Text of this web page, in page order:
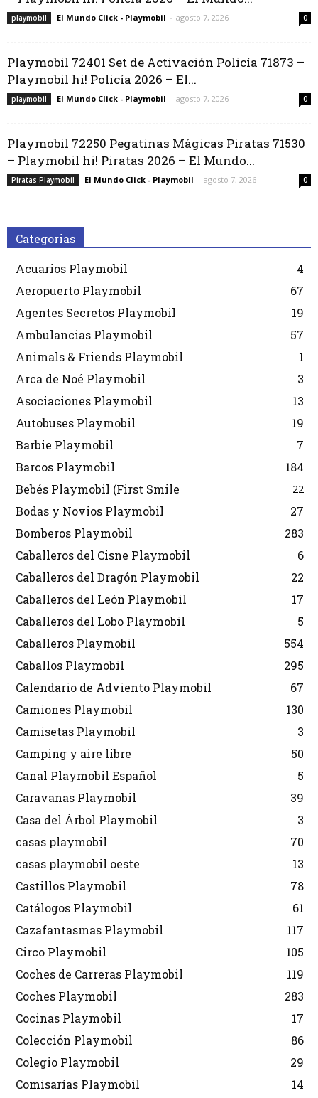
playmobil El Mundo Click - Playmobil - agosto 7, 2026 0
Playmobil 72401 Set de Activación Policía 71873 –
Playmobil hi! Policía 2026 – El...
playmobil El Mundo Click - Playmobil - agosto 7, 2026 0
Playmobil 72250 Pegatinas Mágicas Piratas 71530
– Playmobil hi! Piratas 2026 – El Mundo...
Piratas Playmobil El Mundo Click - Playmobil - agosto 7, 2026 0
Categorias
Acuarios Playmobil
4
Aeropuerto Playmobil
67
Agentes Secretos Playmobil
19
Ambulancias Playmobil
57
Animals & Friends Playmobil
1
Arca de Noé Playmobil
3
Asociaciones Playmobil
13
Autobuses Playmobil
19
Barbie Playmobil
7
Barcos Playmobil
184
Bebés Playmobil (First Smile
22
Bodas y Novios Playmobil
27
Bomberos Playmobil
283
Caballeros del Cisne Playmobil
6
Caballeros del Dragón Playmobil
22
Caballeros del León Playmobil
17
Caballeros del Lobo Playmobil
5
Caballeros Playmobil
554
Caballos Playmobil
295
Calendario de Adviento Playmobil
67
Camiones Playmobil
130
Camisetas Playmobil
3
Camping y aire libre
50
Canal Playmobil Español
5
Caravanas Playmobil
39
Casa del Árbol Playmobil
3
casas playmobil
70
casas playmobil oeste
13
Castillos Playmobil
78
Catálogos Playmobil
61
Cazafantasmas Playmobil
117
Circo Playmobil
105
Coches de Carreras Playmobil
119
Coches Playmobil
283
Cocinas Playmobil
17
Colección Playmobil
86
Colegio Playmobil
29
Comisarías Playmobil
14